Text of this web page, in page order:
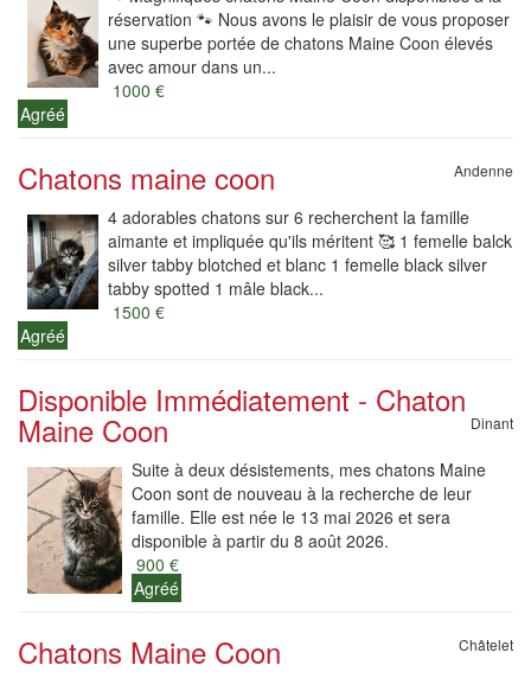
réservation 🐾 Nous avons le plaisir de vous proposer
une superbe portée de chatons Maine Coon élevés
avec amour dans un...
1000 €
Agréé
Chatons maine coon Andenne
4 adorables chatons sur 6 recherchent la famille
aimante et impliquée qu'ils méritent 🥰 1 femelle balck
silver tabby blotched et blanc 1 femelle black silver
tabby spotted 1 mâle black...
1500 €
Agréé
Disponible Immédiatement - Chaton
Maine Coon Dinant
Suite à deux désistements, mes chatons Maine
Coon sont de nouveau à la recherche de leur
famille. Elle est née le 13 mai 2026 et sera
disponible à partir du 8 août 2026.
900 €
Agréé
Chatons Maine Coon Châtelet